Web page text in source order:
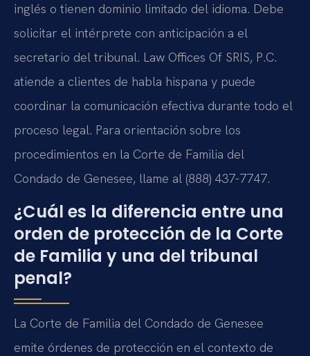
inglés o tienen dominio limitado del idioma. Debe
solicitar el intérprete con anticipación a el
secretario del tribunal. Law Offices Of SRIS, P.C.
atiende a clientes de habla hispana y puede
coordinar la comunicación efectiva durante todo el
proceso legal. Para orientación sobre los
procedimientos en la Corte de Familia del
Condado de Genesee, llame al (888) 437-7747.
¿Cuál es la diferencia entre una
orden de protección de la Corte
de Familia y una del tribunal
penal?
La Corte de Familia del Condado de Genesee
emite órdenes de protección en el contexto de